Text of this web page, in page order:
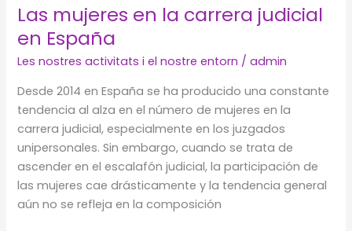
Las mujeres en la carrera judicial
en España
Les nostres activitats i el nostre entorn /admin
Desde 2014 en España se ha producido una constante
tendencia al alza en el número de mujeres en la
carrera judicial, especialmente en los juzgados
unipersonales. Sin embargo, cuando se trata de
ascender en el escalafón judicial, la participación de
las mujeres cae drásticamente y la tendencia general
aún no se refleja en la composición